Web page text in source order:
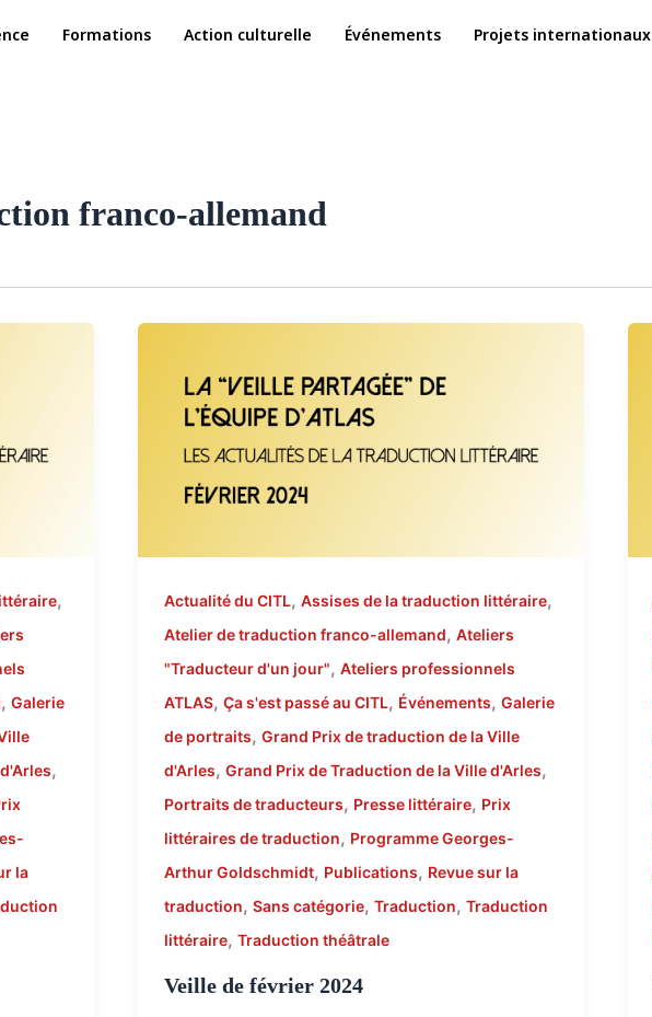
Formations Action culturelle Événements Projets internationaux
franco-allemand
,
, Galerie
,
la
Actualité du CITL, Assises de la traduction littéraire,
Atelier de traduction franco-allemand, Ateliers
"Traducteur d'un jour", Ateliers professionnels
ATLAS, Ça s'est passé au CITL, Événements, Galerie
de portraits, Grand Prix de traduction de la Ville
d'Arles, Grand Prix de Traduction de la Ville d'Arles,
Portraits de traducteurs, Presse littéraire, Prix
littéraires de traduction, Programme Georges-
Arthur Goldschmidt, Publications, Revue sur la
traduction, Sans catégorie, Traduction, Traduction
littéraire, Traduction théâtrale
Veille de février 2024